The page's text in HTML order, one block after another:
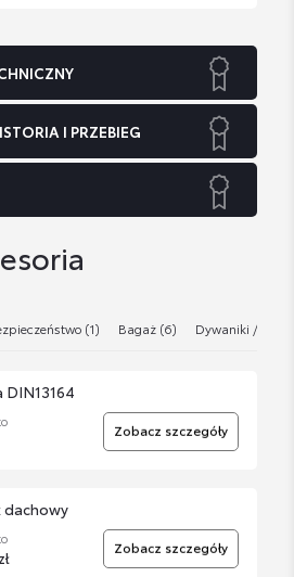
I PRZEBIEG
(1) Bagaż (6) Dywaniki /
Zobacz szczegóły
dachowy
Zobacz szczegóły